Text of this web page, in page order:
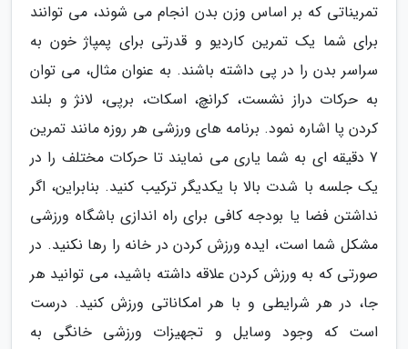
تمریناتی که بر اساس وزن بدن انجام می شوند، می توانند
برای شما یک تمرین کاردیو و قدرتی برای پمپاژ خون به
سراسر بدن را در پی داشته باشند. به عنوان مثال، می توان
به حرکات دراز نشست، کرانچ، اسکات، برپی، لانژ و بلند
کردن پا اشاره نمود. برنامه های ورزشی هر روزه مانند تمرین
7 دقیقه ای به شما یاری می نمایند تا حرکات مختلف را در
یک جلسه با شدت بالا با یکدیگر ترکیب کنید. بنابراین، اگر
نداشتن فضا یا بودجه کافی برای راه اندازی باشگاه ورزشی
مشکل شما است، ایده ورزش کردن در خانه را رها نکنید. در
صورتی که به ورزش کردن علاقه داشته باشید، می توانید هر
جا، در هر شرایطی و با هر امکاناتی ورزش کنید. درست
است که وجود وسایل و تجهیزات ورزشی خانگی به